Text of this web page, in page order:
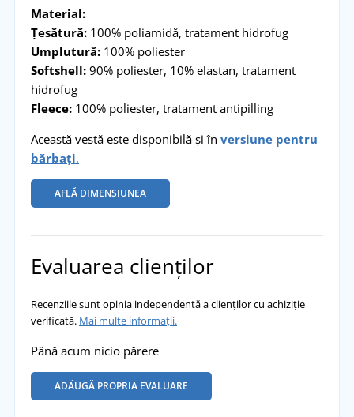
Material:
Țesătură:100% poliamidă, tratament hidrofug
Umplutură:100% poliester
Softshell:90% poliester, 10% elastan, tratament
hidrofug
Fleece:100% poliester, tratament antipilling
Această vestă este disponibilă și în versiune pentru
bărbați.
AFLĂ DIMENSIUNEA
Evaluarea clienților
Recenziile sunt opinia independentă a clienților cu achiziție
verificată. Mai multe informații.
Până acum nicio părere
ADĂUGĂ PROPRIA EVALUARE